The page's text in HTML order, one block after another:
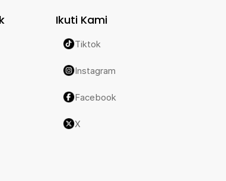
Ikuti Kami
Tiktok
Instagram
Facebook
X